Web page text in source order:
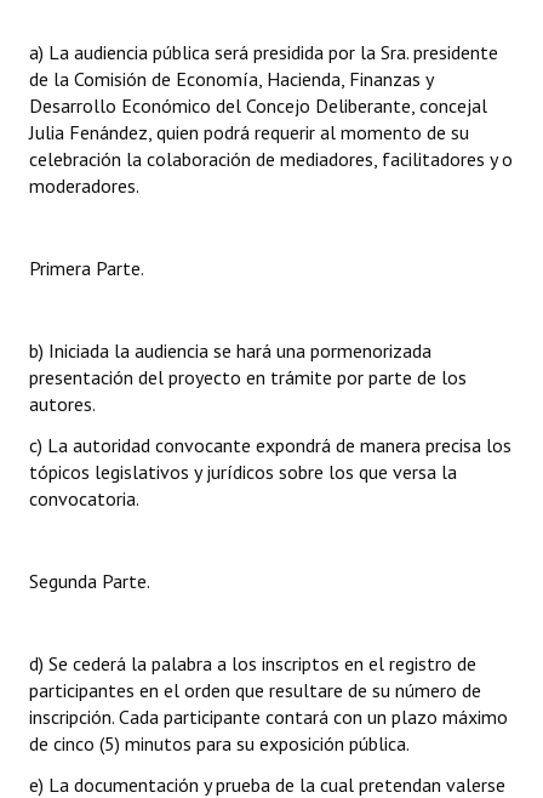
a) La audiencia pública será presidida por la Sra. presidente
de la Comisión de Economía, Hacienda, Finanzas y
Desarrollo Económico del Concejo Deliberante, concejal
Julia Fenández, quien podrá requerir al momento de su
celebración la colaboración de mediadores, facilitadores y o
moderadores.
Primera Parte.
b) Iniciada la audiencia se hará una pormenorizada
presentación del proyecto en trámite por parte de los
autores.
c) La autoridad convocante expondrá de manera precisa los
tópicos legislativos y jurídicos sobre los que versa la
convocatoria.
Segunda Parte.
d) Se cederá la palabra a los inscriptos en el registro de
participantes en el orden que resultare de su número de
inscripción. Cada participante contará con un plazo máximo
de cinco (5) minutos para su exposición pública.
e) La documentación y prueba de la cual pretendan valerse